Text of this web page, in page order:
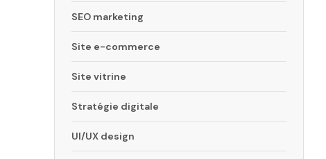
SEO marketing
Site e-commerce
Site vitrine
Stratégie digitale
UI/UX design